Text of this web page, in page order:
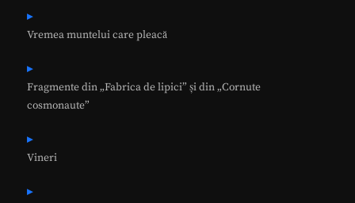
Vremea muntelui care pleacă
Fragmente din „Fabrica de lipici” și din „Cornute
cosmonaute”
Vineri